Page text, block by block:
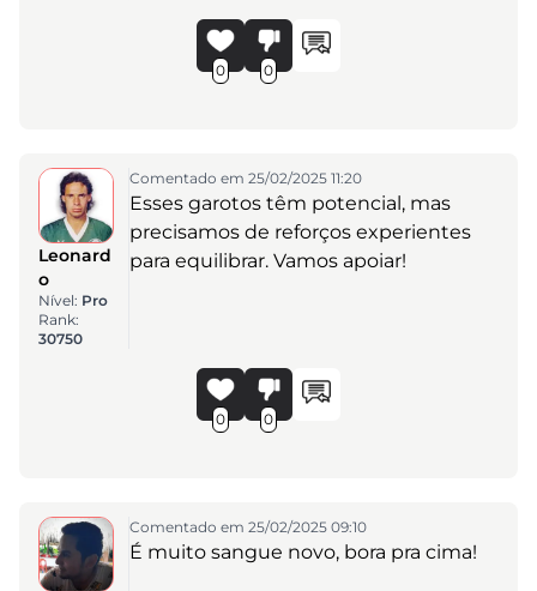
0 0
Leonard
o
Nível: Pro
Rank:
30750
Comentado em 25/02/2025 11:20
Esses garotos têm potencial, mas
precisamos de reforços experientes
para equilibrar. Vamos apoiar!
0 0
Comentado em 25/02/2025 09:10
É muito sangue novo, bora pra cima!